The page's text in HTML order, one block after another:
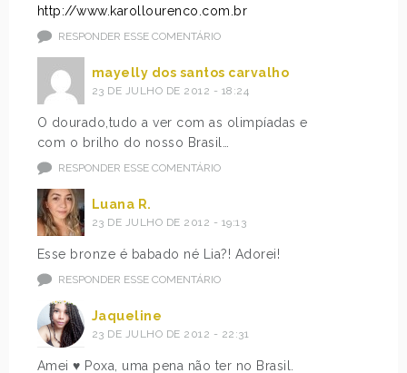
http://www.karollourenco.com.br
RESPONDER ESSE COMENTÁRIO
mayelly dos santos carvalho
23 DE JULHO DE 2012 - 18:24
O dourado,tudo a ver com as olimpíadas e
com o brilho do nosso Brasil…
RESPONDER ESSE COMENTÁRIO
Luana R.
23 DE JULHO DE 2012 - 19:13
Esse bronze é babado né Lia?! Adorei!
RESPONDER ESSE COMENTÁRIO
Jaqueline
23 DE JULHO DE 2012 - 22:31
Amei ♥ Poxa, uma pena não ter no Brasil.